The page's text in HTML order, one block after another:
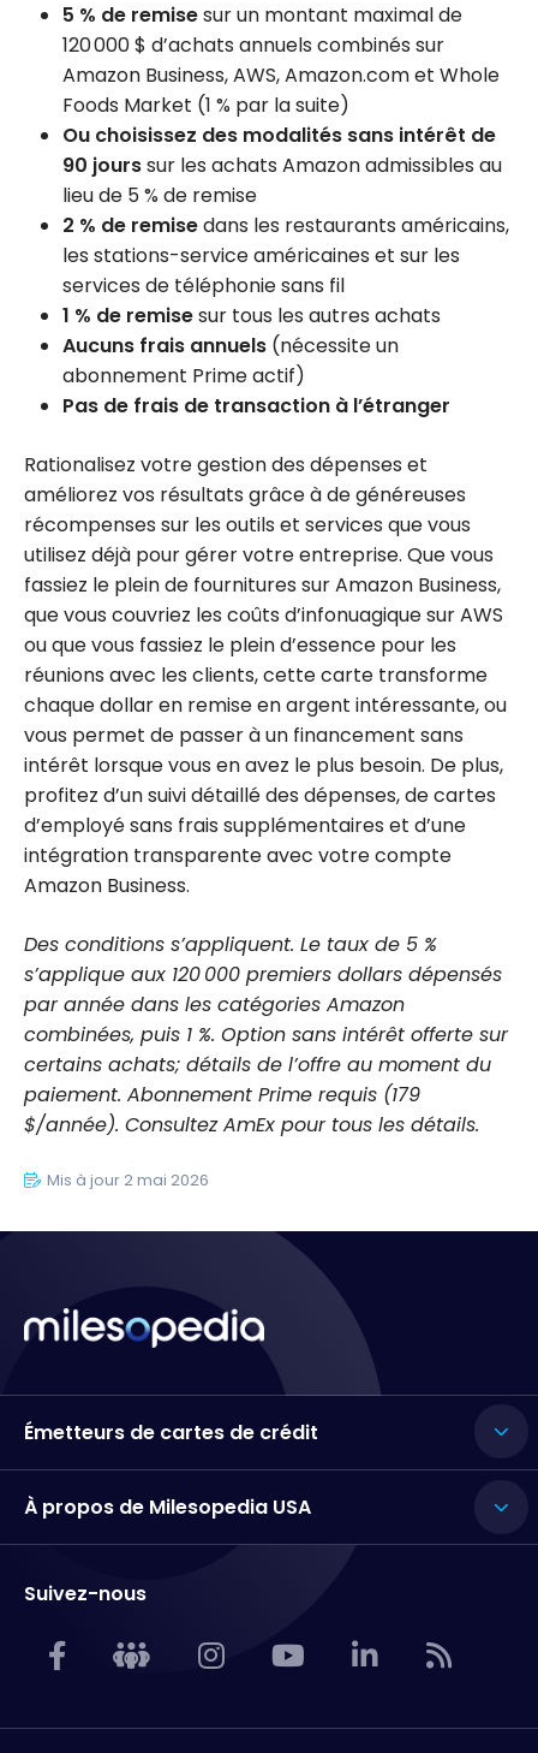
5 % de remisesur un montant maximal de
120 000 $ d’achats annuels combinés sur
Amazon Business, AWS, Amazon.com et Whole
Foods Market (1 % par la suite)
Ou choisissez des modalités sans intérêt de
90 jourssur les achats Amazon admissibles au
lieu de 5 % de remise
2 % de remisedans les restaurants américains,
les stations-service américaines et sur les
services de téléphonie sans fil
1 % de remisesur tous les autres achats
Aucuns frais annuels (nécessite un
abonnement Prime actif)
Pas de frais de transaction à l’étranger
Rationalisez votre gestion des dépenses et
améliorez vos résultats grâce à de généreuses
récompenses sur les outils et services que vous
utilisez déjà pour gérer votre entreprise. Que vous
fassiez le plein de fournitures sur Amazon Business,
que vous couvriez les coûts d’infonuagique sur AWS
ou que vous fassiez le plein d’essence pour les
réunions avec les clients, cette carte transforme
chaque dollar en remise en argent intéressante, ou
vous permet de passer à un financement sans
intérêt lorsque vous en avez le plus besoin. De plus,
profitez d’un suivi détaillé des dépenses, de cartes
d’employé sans frais supplémentaires et d’une
intégration transparente avec votre compte
Amazon Business.
Des conditions s’appliquent. Le taux de 5 %
s’applique aux 120 000 premiers dollars dépensés
par année dans les catégories Amazon
combinées, puis 1 %. Option sans intérêt offerte sur
certains achats; détails de l’offre au moment du
paiement. Abonnement Prime requis (179
$/année). Consultez AmEx pour tous les détails.
Mis à jour 2 mai 2026
Émetteurs de cartes de crédit
À propos de Milesopedia USA
Suivez-nous